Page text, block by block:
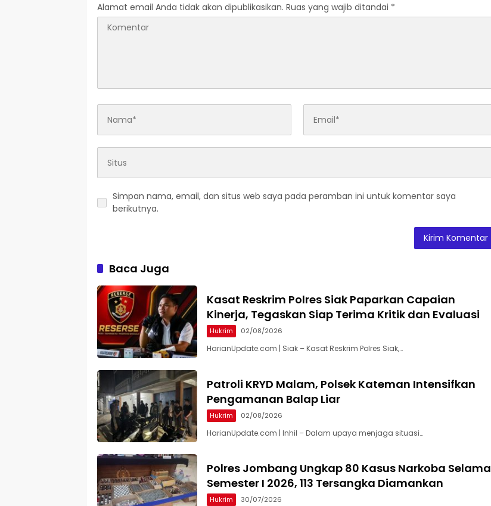
Alamat email Anda tidak akan dipublikasikan. Ruas yang wajib ditandai *
Simpan nama, email, dan situs web saya pada peramban ini untuk komentar saya
berikutnya.
Baca Juga
Kasat Reskrim Polres Siak Paparkan Capaian
Kinerja, Tegaskan Siap Terima Kritik dan Evaluasi
Hukrim 02/08/2026
HarianUpdate.com | Siak – Kasat Reskrim Polres Siak,…
Patroli KRYD Malam, Polsek Kateman Intensifkan
Pengamanan Balap Liar
Hukrim 02/08/2026
HarianUpdate.com | Inhil – Dalam upaya menjaga situasi…
Polres Jombang Ungkap 80 Kasus Narkoba Selama
Semester I 2026, 113 Tersangka Diamankan
Hukrim 30/07/2026